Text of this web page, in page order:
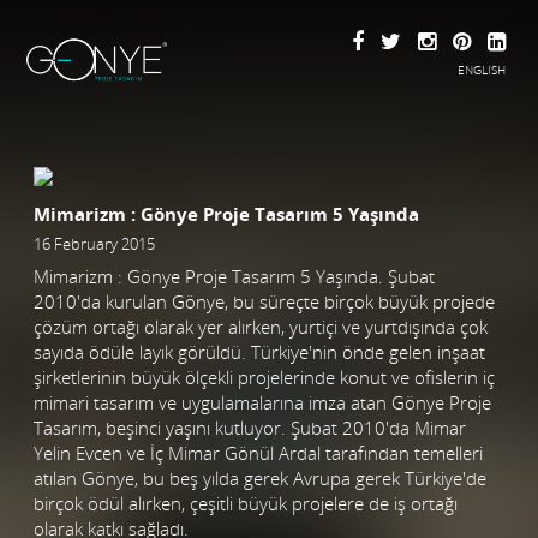
ENGLISH
Mimarizm : Gönye Proje Tasarım 5 Yaşında
16 February 2015
Mimarizm : Gönye Proje Tasarım 5 Yaşında. Şubat
2010'da kurulan Gönye, bu süreçte birçok büyük projede
çözüm ortağı olarak yer alırken, yurtiçi ve yurtdışında çok
sayıda ödüle layık görüldü. Türkiye'nin önde gelen inşaat
şirketlerinin büyük ölçekli projelerinde konut ve ofislerin iç
mimari tasarım ve uygulamalarına imza atan Gönye Proje
Tasarım, beşinci yaşını kutluyor. Şubat 2010'da Mimar
Yelin Evcen ve İç Mimar Gönül Ardal tarafından temelleri
atılan Gönye, bu beş yılda gerek Avrupa gerek Türkiye'de
birçok ödül alırken, çeşitli büyük projelere de iş ortağı
olarak katkı sağladı.